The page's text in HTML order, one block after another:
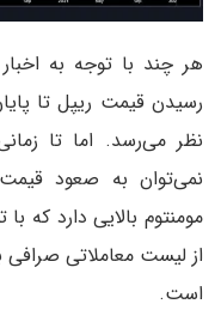
هر چند با توجه به
نمی‌توان به صعود قیمت
مومنتوم بالایی دارد که
از لیست معاملاتی
است.